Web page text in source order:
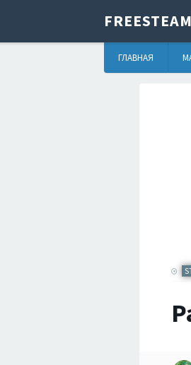
FREESTEAM
ГЛАВНАЯ